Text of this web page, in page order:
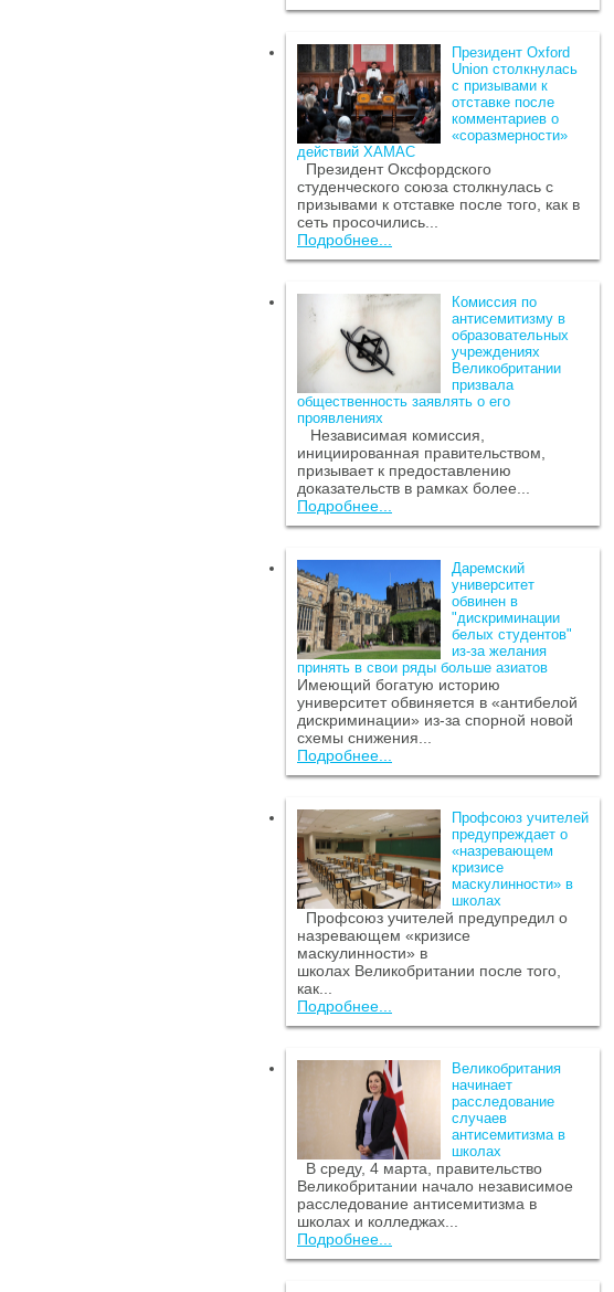
Президент Oxford
Union столкнулась
с призывами к
отставке после
комментариев о
«соразмерности»
действий ХАМАС
Президент Оксфордского
студенческого союза столкнулась с
призывами к отставке после того, как в
сеть просочились...
Подробнее...
Комиссия по
антисемитизму в
образовательных
учреждениях
Великобритании
призвала
общественность заявлять о его
проявлениях
Независимая комиссия,
инициированная правительством,
призывает к предоставлению
доказательств в рамках более...
Подробнее...
Даремский
университет
обвинен в
"дискриминации
белых студентов"
из-за желания
принять в свои ряды больше азиатов
Имеющий богатую историю
университет обвиняется в «антибелой
дискриминации» из-за спорной новой
схемы снижения...
Подробнее...
Профсоюз учителей
предупреждает о
«назревающем
кризисе
маскулинности» в
школах
Профсоюз учителей предупредил о
назревающем «кризисе
маскулинности» в
школах Великобритании после того,
как...
Подробнее...
Великобритания
начинает
расследование
случаев
антисемитизма в
школах
В среду, 4 марта, правительство
Великобритании начало независимое
расследование антисемитизма в
школах и колледжах...
Подробнее...